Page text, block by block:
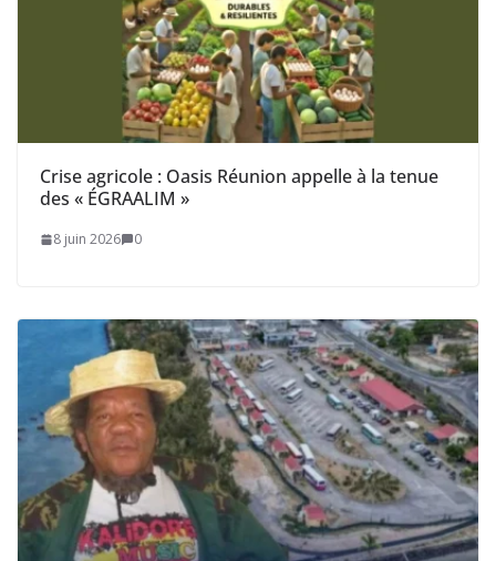
Crise agricole : Oasis Réunion appelle à la tenue
des « ÉGRAALIM »
8 juin 2026 0